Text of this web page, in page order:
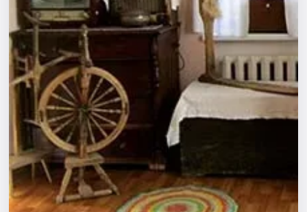
Города
Площадки
Артисты
Рейтинги